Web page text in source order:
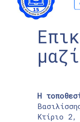
Η
Κτίριο 2,